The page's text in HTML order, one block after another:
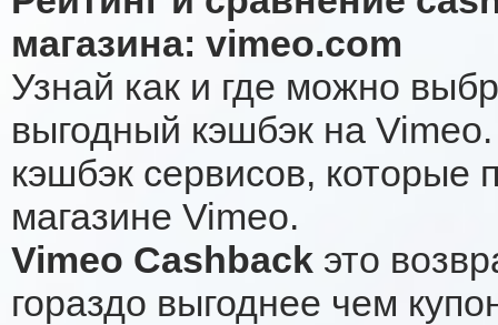
магазина: vimeo.com
Узнай как и где можно
выгодный кэшбэк на
кэшбэк сервисов, которые
магазине Vimeo.
Vimeo Cashback это
гораздо выгоднее чем